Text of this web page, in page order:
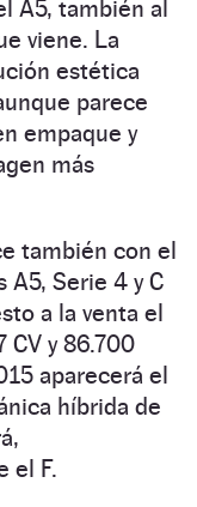
A5, también al
viene. La
estética
parece
empaque y
más
también con el
A5, Serie 4 y C
a la venta el
CV y 86.700
aparecerá el
híbrida de
el F.